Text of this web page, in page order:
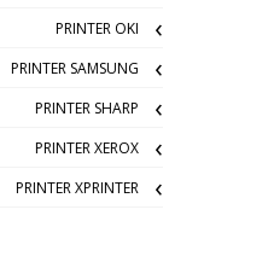
PRINTER OKI
PRINTER SAMSUNG
PRINTER SHARP
PRINTER XEROX
PRINTER XPRINTER